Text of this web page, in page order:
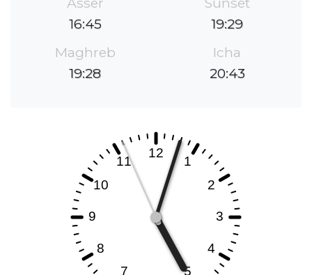
16:45
19:29
Maghreb
19:28
Icha
20:43